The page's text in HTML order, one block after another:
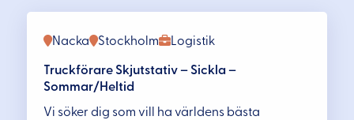
Logistik
Nacka Stockholm
Truckförare Skjutstativ – Sickla –
Sommar/Heltid
Vi söker dig som vill ha världens bästa